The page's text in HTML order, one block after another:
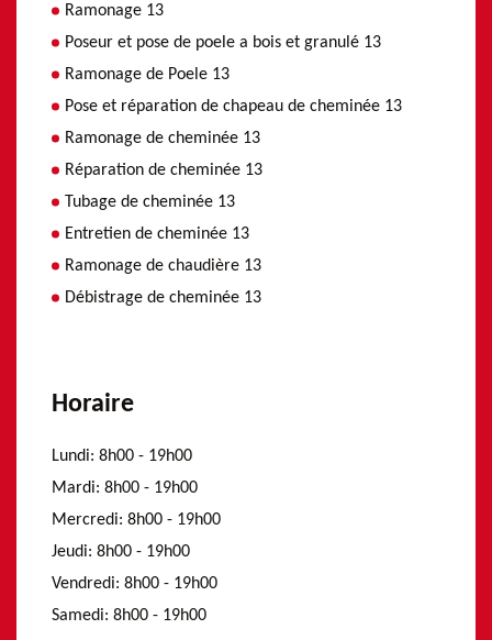
Ramonage 13
Poseur et pose de poele a bois et granulé 13
Ramonage de Poele 13
Pose et réparation de chapeau de cheminée 13
Ramonage de cheminée 13
Réparation de cheminée 13
Tubage de cheminée 13
Entretien de cheminée 13
Ramonage de chaudière 13
Débistrage de cheminée 13
Horaire
Lundi: 8h00 - 19h00
Mardi: 8h00 - 19h00
Mercredi: 8h00 - 19h00
Jeudi: 8h00 - 19h00
Vendredi: 8h00 - 19h00
Samedi: 8h00 - 19h00